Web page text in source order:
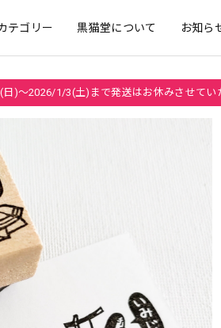
テゴリー 黒猫堂について お知ら
日)～2026/1/3(土)まで発送はお休みさせてい